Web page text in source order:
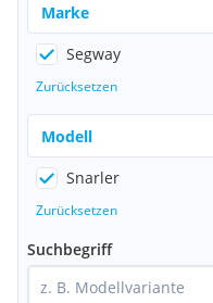
Marke
Segway
Zurücksetzen
Modell
Snarler
Zurücksetzen
Suchbegriff